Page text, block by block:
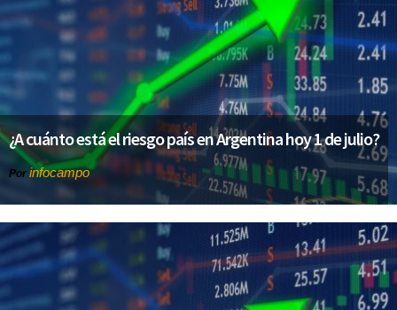
¿A cuánto está el riesgo país en Argentina hoy 1 de julio?
Por infocampo